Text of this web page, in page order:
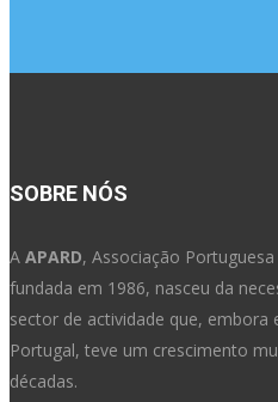
SOBRE NÓS
A APARD, Associação
fundada em 1986, nasceu da
sector de actividade que, embora
Portugal, teve um crescimento
décadas.